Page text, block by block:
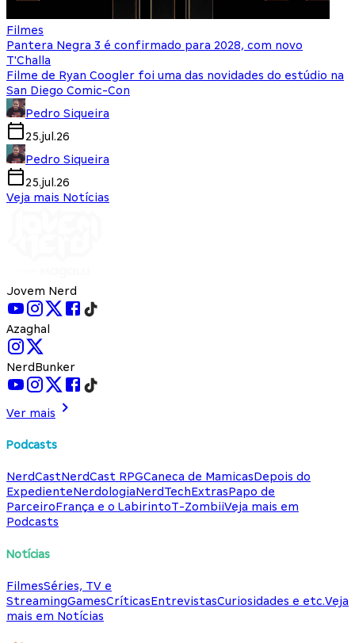
Filmes
Pantera Negra 3 é confirmado para 2028, com novo
T'Challa
Filme de Ryan Coogler foi uma das novidades do estúdio na
San Diego Comic-Con
Pedro Siqueira
25.jul.26
Pedro Siqueira
25.jul.26
Veja mais Notícias
Jovem Nerd
Azaghal
NerdBunker
Ver mais
Podcasts
NerdCastNerdCast RPGCaneca de MamicasDepois do
ExpedienteNerdologiaNerdTechExtrasPapo de
ParceiroFrança e o LabirintoT-ZombiiVeja mais em
Podcasts
Notícias
FilmesSéries, TV e
StreamingGamesCríticasEntrevistasCuriosidades e etc.Veja
mais em Notícias